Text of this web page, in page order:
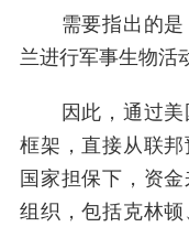
需要指出的是
兰进行军事生物活
因此，通过美
框架，直接从联
国家担保下，资
组织，包括克林